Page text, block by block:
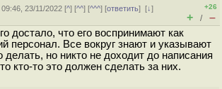
09:46, 23/11/2022 [^] [^^] [^^^] [ответить][↓]
+26
+ / –
достало, что его воспринимают как
персонал. Все вокруг знают и указывают
делать, но никто не доходит до написания
кто-то это должен сделать за них.